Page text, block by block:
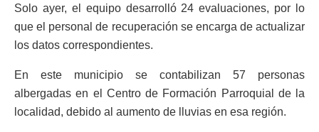
Solo ayer, el equipo desarrolló 24 evaluaciones, por lo
que el personal de recuperación se encarga de actualizar
los datos correspondientes.
En este municipio se contabilizan 57 personas
albergadas en el Centro de Formación Parroquial de la
localidad, debido al aumento de lluvias en esa región.